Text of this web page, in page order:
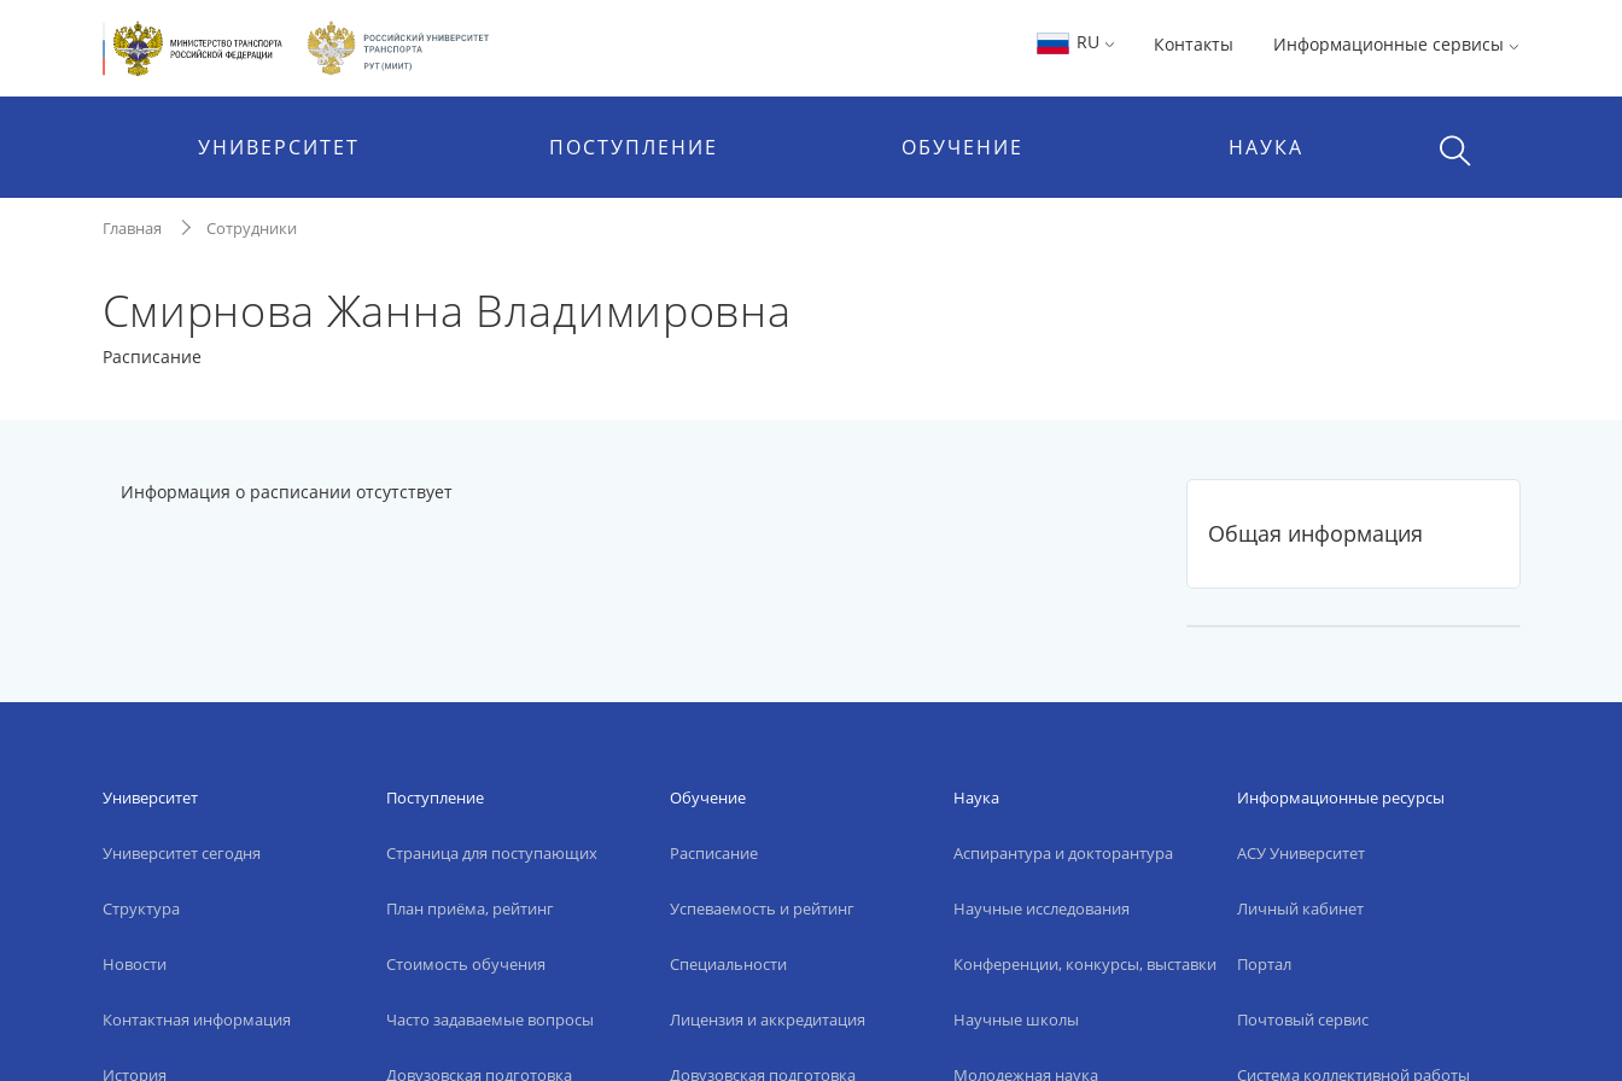
RU Контакты Информационные сервисы
УНИВЕРСИТЕТ ПОСТУПЛЕНИЕ ОБУЧЕНИЕ НАУКА
Главная Сотрудники
Смирнова Жанна Владимировна
Расписание
Информация о расписании отсутствует
Общая информация
Университет
Университет сегодня
Структура
Новости
Контактная информация
История
Поступление
Страница для поступающих
План приёма, рейтинг
Стоимость обучения
Часто задаваемые вопросы
Довузовская подготовка
Обучение
Расписание
Успеваемость и рейтинг
Специальности
Лицензия и аккредитация
Довузовская подготовка
Наука
Аспирантура и докторантура
Научные исследования
Конференции, конкурсы, выставки
Научные школы
Молодежная наука
Информационные ресурсы
АСУ Университет
Личный кабинет
Портал
Почтовый сервис
Система коллективной работы